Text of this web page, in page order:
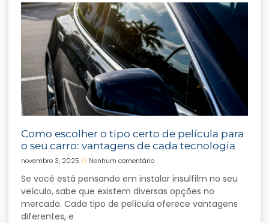
Como escolher o tipo certo de película para
o seu carro: vantagens de cada tecnologia
novembro 3, 2025 Nenhum comentário
Se você está pensando em instalar insulfilm no seu
veículo, sabe que existem diversas opções no
mercado. Cada tipo de película oferece vantagens
diferentes, e